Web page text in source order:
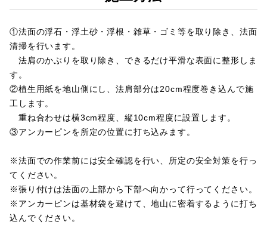
①法面の浮石・浮土砂・浮根・雑草・ゴミ等を取り除き、法面
清掃を行います。
法肩のかぶりを取り除き、できるだけ平滑な表面に整形しま
す。
②植生用紙を地山側にし、法肩部分は20cm程度巻き込んで施
工します。
重ね合わせは横3cm程度、縦10cm程度に設置します。
③アンカーピンを所定の位置に打ち込みます。
※法面での作業前には安全確認を行い、所定の安全対策を行っ
てください。
※張り付けは法面の上部から下部へ向かって行ってください。
※アンカーピンは基材袋を避けて、地山に密着するように打ち
込んでください。